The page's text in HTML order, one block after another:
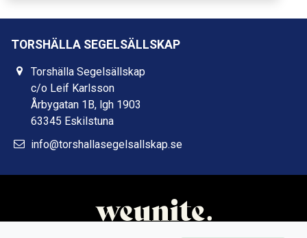
TORSHÄLLA SEGELSÄLLSKAP
Torshälla Segelsällskap
c/o Leif Karlsson
Årbygatan 1B, lgh 1903
63345 Eskilstuna
info@torshallasegelsallskap.se